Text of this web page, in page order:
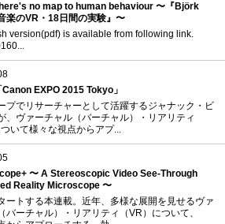
no map to human behaviour 〜『Björk
楽のVR・18日間の実験』〜
version(pdf) is available from following link.
EXPO 2015 Tokyo」
プでリサーチャーとして活躍するジャナック・ビ
、ヴァーチャル（バーチャル）・リアリティ
ついて様々な視点からアプ...
〜 A Stereoscopic Video See-Through
Reality Microscope 〜
ートする本連載。近年、多様な展開を見せるヴァ
バーチャル）・リアリティ（VR）について、